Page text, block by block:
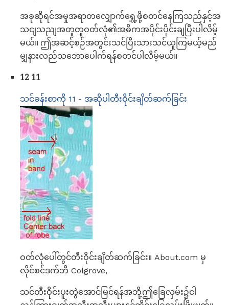
အခုဆိုရင်အမှုအရာတလျှောက်ရွှေ့ဖို့စတင်နေကြသည်နှင့်အ
သငျသညျအတူတူဝတ်လုံ၏အဓိကအပိုင်းပိုင်းချပြီးပါလိမ့်
မယ်။ ဤအဆင့်စဉ်အတွင်းသင်ပြီးသားသင်ယူကြမယ့်မည်
မျှနားလည်သဘောပေါက်ရန်စတင်ပါလိမ့်မယ်။
12 11
သင်ခန်းစာကို 11 - အဆိုပါတီးဝိုင်းချိတ်ဆက်ခြင်း
ဝတ်လုံပေါ်တွင်တီးဝိုင်းချိတ်ဆက်ခြင်း။ About.com မှ
လိုင်စင်ဒက်ဘီ Colgrove,
သင်တီးဝိုင်းပူးတွဲအောင်မြင်ရန်အဘို့ဤခြေလှမ်း၌ငါ